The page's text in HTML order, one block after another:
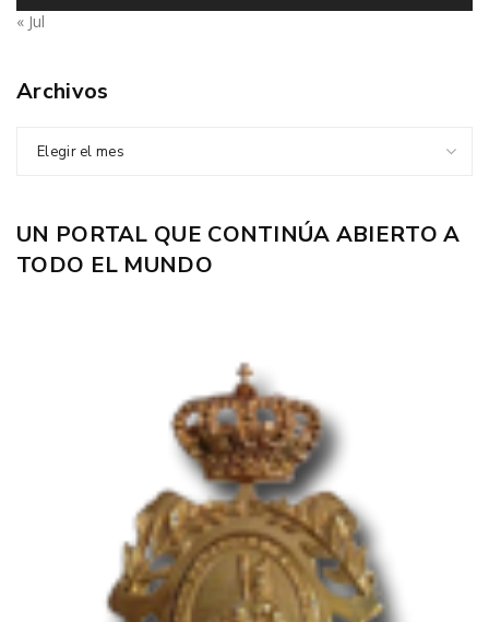
« Jul
Archivos
Elegir el mes
UN PORTAL QUE CONTINÚA ABIERTO A
TODO EL MUNDO